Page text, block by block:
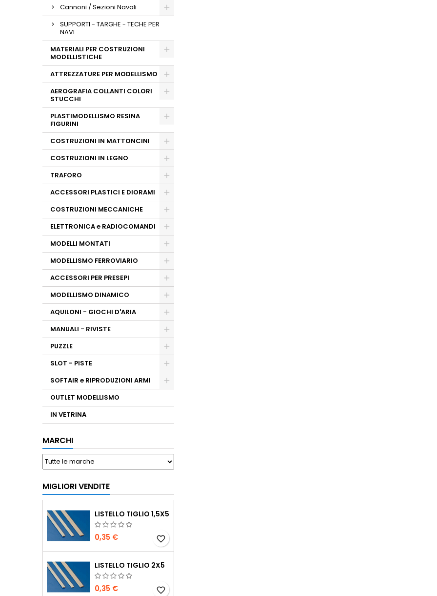
Cannoni / Sezioni Navali
SUPPORTI - TARGHE - TECHE PER
NAVI
MATERIALI PER COSTRUZIONI
MODELLISTICHE
ATTREZZATURE PER MODELLISMO
AEROGRAFIA COLLANTI COLORI
STUCCHI
PLASTIMODELLISMO RESINA
FIGURINI
COSTRUZIONI IN MATTONCINI
COSTRUZIONI IN LEGNO
TRAFORO
ACCESSORI PLASTICI E DIORAMI
COSTRUZIONI MECCANICHE
ELETTRONICA e RADIOCOMANDI
MODELLI MONTATI
MODELLISMO FERROVIARIO
ACCESSORI PER PRESEPI
MODELLISMO DINAMICO
AQUILONI - GIOCHI D'ARIA
MANUALI - RIVISTE
PUZZLE
SLOT - PISTE
SOFTAIR e RIPRODUZIONI ARMI
OUTLET MODELLISMO
IN VETRINA
MARCHI
MIGLIORI VENDITE
LISTELLO TIGLIO 1,5X5
0,35 € favorite_border
LISTELLO TIGLIO 2X5
0,35 € favorite_border